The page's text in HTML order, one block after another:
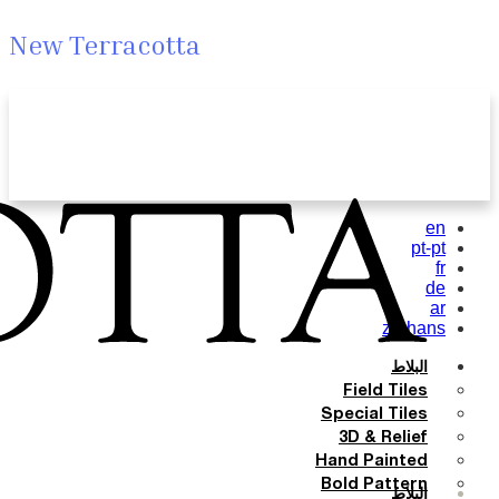
New Terracotta
البلاط
en
pt-pt
fr
de
ar
zh-hans
البلاط
Field Tiles
Special Tiles
3D & Relief
Hand Painted
Bold Pattern